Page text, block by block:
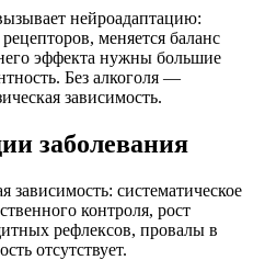
нейроадаптацию:
меняется баланс
эффекта нужны большие
Без алкоголя —
зависимость.
заболевания
зависимость: систематическое
контроля, рост
рефлексов, провалы в
отсутствует.